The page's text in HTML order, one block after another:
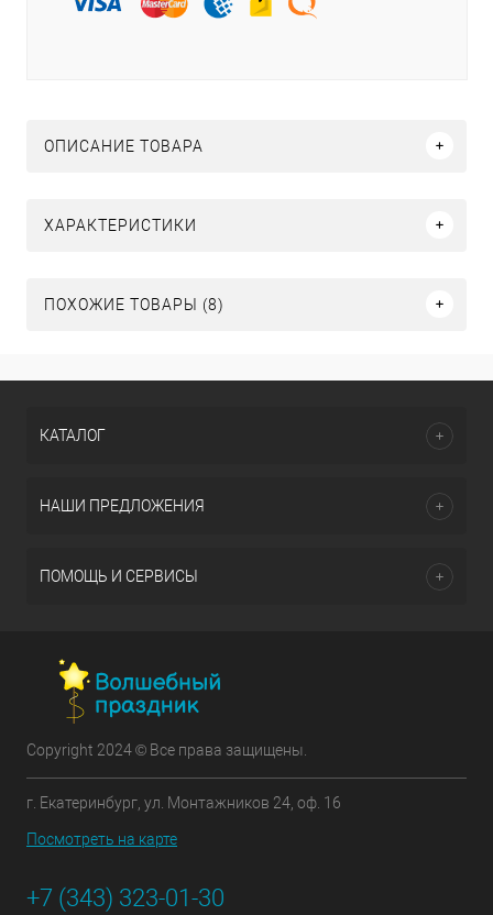
ОПИСАНИЕ ТОВАРА
ХАРАКТЕРИСТИКИ
ПОХОЖИЕ ТОВАРЫ (8)
КАТАЛОГ
НАШИ ПРЕДЛОЖЕНИЯ
ПОМОЩЬ И СЕРВИСЫ
Copyright 2024 © Все права защищены.
г. Екатеринбург, ул. Монтажников 24, оф. 16
Посмотреть на карте
+7 (343) 323-01-30